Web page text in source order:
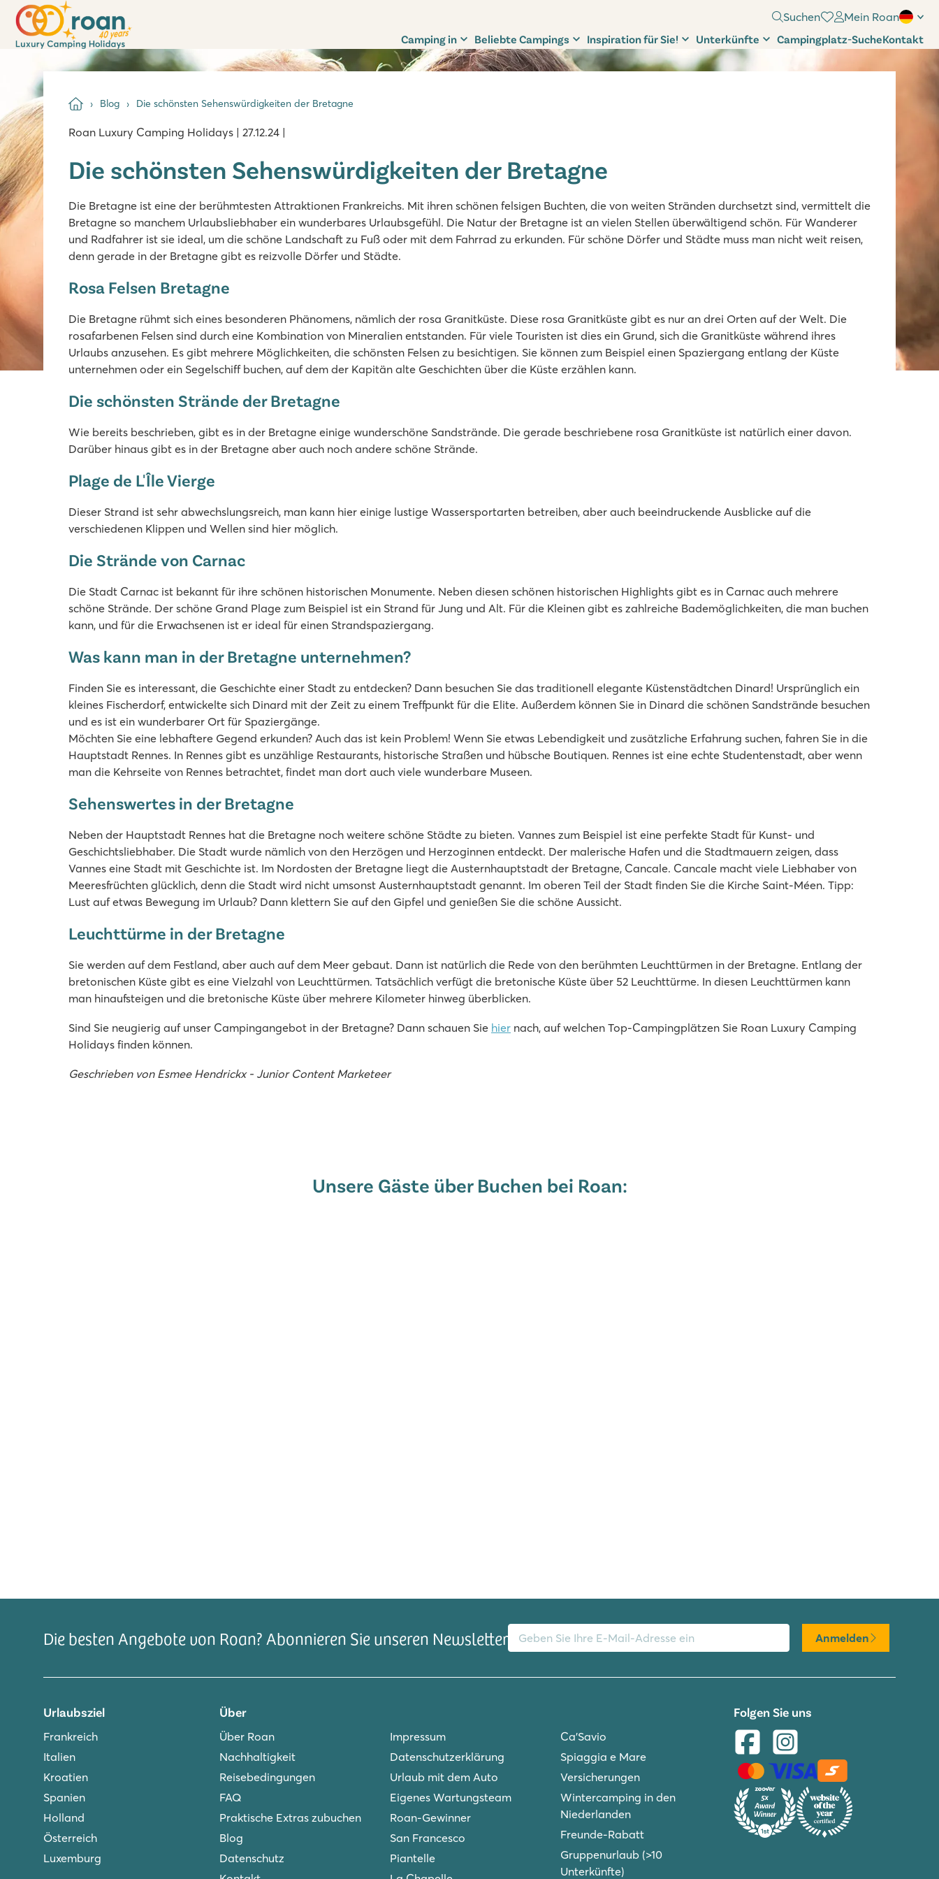
Suchen Mein Roan
Camping in Beliebte Campings Inspiration für Sie! Unterkünfte Campingplatz-SucheKontakt
Blog Die schönsten Sehenswürdigkeiten der Bretagne
Roan Luxury Camping Holidays | 27.12.24 |
Die schönsten Sehenswürdigkeiten der Bretagne
Die Bretagne ist eine der berühmtesten Attraktionen Frankreichs. Mit ihren schönen felsigen Buchten, die von weiten Stränden durchsetzt sind, vermittelt die
Bretagne so manchem Urlaubsliebhaber ein wunderbares Urlaubsgefühl. Die Natur der Bretagne ist an vielen Stellen überwältigend schön. Für Wanderer
und Radfahrer ist sie ideal, um die schöne Landschaft zu Fuß oder mit dem Fahrrad zu erkunden. Für schöne Dörfer und Städte muss man nicht weit reisen,
denn gerade in der Bretagne gibt es reizvolle Dörfer und Städte.
Rosa Felsen Bretagne
Die Bretagne rühmt sich eines besonderen Phänomens, nämlich der rosa Granitküste. Diese rosa Granitküste gibt es nur an drei Orten auf der Welt. Die
rosafarbenen Felsen sind durch eine Kombination von Mineralien entstanden. Für viele Touristen ist dies ein Grund, sich die Granitküste während ihres
Urlaubs anzusehen. Es gibt mehrere Möglichkeiten, die schönsten Felsen zu besichtigen. Sie können zum Beispiel einen Spaziergang entlang der Küste
unternehmen oder ein Segelschiff buchen, auf dem der Kapitän alte Geschichten über die Küste erzählen kann.
Die schönsten Strände der Bretagne
Wie bereits beschrieben, gibt es in der Bretagne einige wunderschöne Sandstrände. Die gerade beschriebene rosa Granitküste ist natürlich einer davon.
Darüber hinaus gibt es in der Bretagne aber auch noch andere schöne Strände.
Plage de L'Île Vierge
Dieser Strand ist sehr abwechslungsreich, man kann hier einige lustige Wassersportarten betreiben, aber auch beeindruckende Ausblicke auf die
verschiedenen Klippen und Wellen sind hier möglich.
Die Strände von Carnac
Die Stadt Carnac ist bekannt für ihre schönen historischen Monumente. Neben diesen schönen historischen Highlights gibt es in Carnac auch mehrere
schöne Strände. Der schöne Grand Plage zum Beispiel ist ein Strand für Jung und Alt. Für die Kleinen gibt es zahlreiche Bademöglichkeiten, die man buchen
kann, und für die Erwachsenen ist er ideal für einen Strandspaziergang.
Was kann man in der Bretagne unternehmen?
Finden Sie es interessant, die Geschichte einer Stadt zu entdecken? Dann besuchen Sie das traditionell elegante Küstenstädtchen Dinard! Ursprünglich ein
kleines Fischerdorf, entwickelte sich Dinard mit der Zeit zu einem Treffpunkt für die Elite. Außerdem können Sie in Dinard die schönen Sandstrände besuchen
und es ist ein wunderbarer Ort für Spaziergänge.
Möchten Sie eine lebhaftere Gegend erkunden? Auch das ist kein Problem! Wenn Sie etwas Lebendigkeit und zusätzliche Erfahrung suchen, fahren Sie in die
Hauptstadt Rennes. In Rennes gibt es unzählige Restaurants, historische Straßen und hübsche Boutiquen. Rennes ist eine echte Studentenstadt, aber wenn
man die Kehrseite von Rennes betrachtet, findet man dort auch viele wunderbare Museen.
Sehenswertes in der Bretagne
Neben der Hauptstadt Rennes hat die Bretagne noch weitere schöne Städte zu bieten. Vannes zum Beispiel ist eine perfekte Stadt für Kunst- und
Geschichtsliebhaber. Die Stadt wurde nämlich von den Herzögen und Herzoginnen entdeckt. Der malerische Hafen und die Stadtmauern zeigen, dass
Vannes eine Stadt mit Geschichte ist. Im Nordosten der Bretagne liegt die Austernhauptstadt der Bretagne, Cancale. Cancale macht viele Liebhaber von
Meeresfrüchten glücklich, denn die Stadt wird nicht umsonst Austernhauptstadt genannt. Im oberen Teil der Stadt finden Sie die Kirche Saint-Méen. Tipp:
Lust auf etwas Bewegung im Urlaub? Dann klettern Sie auf den Gipfel und genießen Sie die schöne Aussicht.
Leuchttürme in der Bretagne
Sie werden auf dem Festland, aber auch auf dem Meer gebaut. Dann ist natürlich die Rede von den berühmten Leuchttürmen in der Bretagne. Entlang der
bretonischen Küste gibt es eine Vielzahl von Leuchttürmen. Tatsächlich verfügt die bretonische Küste über 52 Leuchttürme. In diesen Leuchttürmen kann
man hinaufsteigen und die bretonische Küste über mehrere Kilometer hinweg überblicken.
Sind Sie neugierig auf unser Campingangebot in der Bretagne? Dann schauen Sie hier nach, auf welchen Top-Campingplätzen Sie Roan Luxury Camping
Holidays finden können.
Geschrieben von Esmee Hendrickx - Junior Content Marketeer
Unsere Gäste über Buchen bei Roan:
Die besten Angebote von Roan? Abonnieren Sie unseren Newsletter
E-Mail-Adresse
Anmelden
Urlaubsziel
Frankreich
Italien
Kroatien
Spanien
Holland
Österreich
Luxemburg
Über
Über Roan
Nachhaltigkeit
Reisebedingungen
FAQ
Praktische Extras zubuchen
Blog
Datenschutz
Impressum
Datenschutzerklärung
Urlaub mit dem Auto
Eigenes Wartungsteam
Roan-Gewinner
San Francesco
Piantelle
Ca'Savio
Spiaggia e Mare
Versicherungen
Wintercamping in den
Niederlanden
Freunde-Rabatt
Gruppenurlaub (>10
Unterkünfte)
Folgen Sie uns